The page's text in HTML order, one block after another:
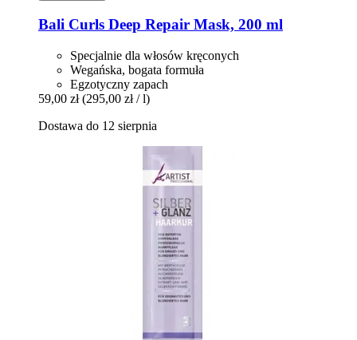
Bali Curls Deep Repair Mask, 200 ml
Specjalnie dla włosów kręconych
Wegańska, bogata formuła
Egzotyczny zapach
59,00 zł (295,00 zł / l)
Dostawa do 12 sierpnia